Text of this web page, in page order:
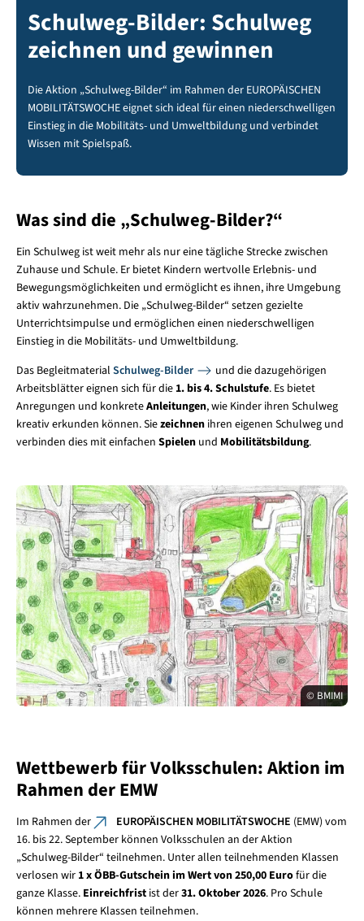
Schulweg-Bilder: Schulweg
zeichnen und gewinnen
Die Aktion „Schulweg-Bilder“ im Rahmen der EUROPÄISCHEN
MOBILITÄTSWOCHE eignet sich ideal für einen niederschwelligen
Einstieg in die Mobilitäts- und Umweltbildung und verbindet
Wissen mit Spielspaß.
Was sind die „Schulweg-Bilder?“
Ein Schulweg ist weit mehr als nur eine tägliche Strecke zwischen
Zuhause und Schule. Er bietet Kindern wertvolle Erlebnis- und
Bewegungsmöglichkeiten und ermöglicht es ihnen, ihre Umgebung
aktiv wahrzunehmen. Die „Schulweg-Bilder“ setzen gezielte
Unterrichtsimpulse und ermöglichen einen niederschwelligen
Einstieg in die Mobilitäts- und Umweltbildung.
Das Begleitmaterial Schulweg-Bilder
und die dazugehörigen
Arbeitsblätter eignen sich für die1. bis 4. Schulstufe. Es bietet
Anregungen und konkreteAnleitungen, wie Kinder ihren Schulweg
kreativ erkunden können. Siezeichnen ihren eigenen Schulweg und
verbinden dies mit einfachen Spielen und Mobilitätsbildung.
© BMIMI
Wettbewerb für Volksschulen: Aktion im
Rahmen der EMW
Im Rahmen der EUROPÄISCHEN MOBILITÄTSWOCHE (EMW) vom
16. bis 22. September können Volksschulen an der Aktion
„Schulweg-Bilder“ teilnehmen. Unter allen teilnehmenden Klassen
verlosen wir 1 x ÖBB-Gutschein im Wert von 250,00 Eurofür die
ganze Klasse. Einreichfrist ist der31. Oktober 2026. Pro Schule
können mehrere Klassen teilnehmen.